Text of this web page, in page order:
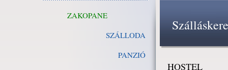
ZAKOPANE
SZÁLLODA
PANZIÓ
HOSTEL